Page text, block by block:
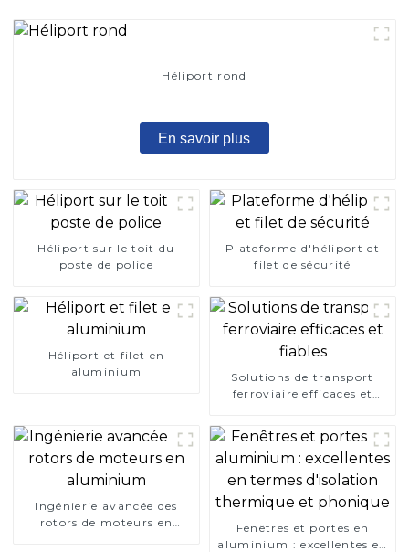
Héliport rond
En savoir plus
Héliport sur le toit du
poste de police
Plateforme d'héliport et
filet de sécurité
Héliport et filet en
aluminium
Solutions de transport
ferroviaire efficaces et
Ingénierie avancée des
rotors de moteurs en
Fenêtres et portes en
aluminium : excellentes en